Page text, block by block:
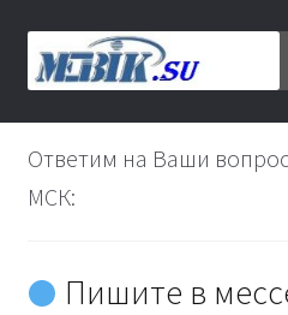
Перейти
к
Перейти
к
Главная
Дипломникам
Ответим на Ваши
МСК:
Пишите в